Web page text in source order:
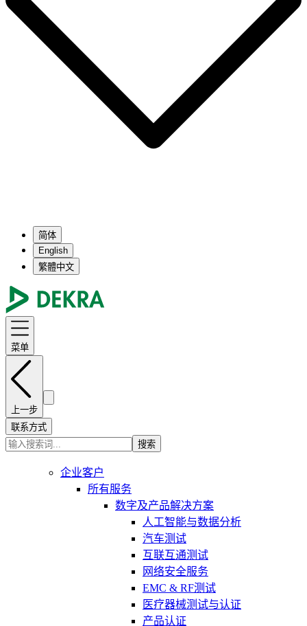
简体
English
繁體中文
菜单
上一步
联系方式
搜索
企业客户
所有服务
数字及产品解决方案
人工智能与数据分析
汽车测试
互联互通测试
网络安全服务
EMC & RF测试
医疗器械测试与认证
产品认证